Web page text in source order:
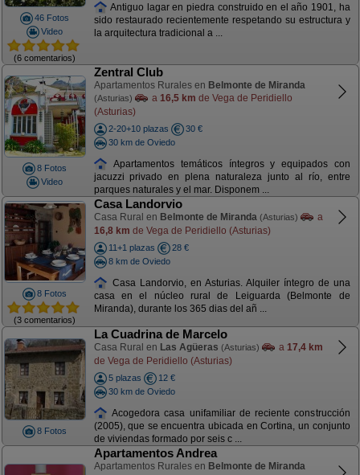
46 Fotos
Video
(6 comentarios)
Antiguo lagar en piedra construido en el año 1901, ha
sido restaurado recientemente respetando su estructura y
la arquitectura tradicional a ...
8 Fotos
Video
Zentral Club
Apartamentos Rurales en Belmonte de Miranda
(Asturias) a 16,5 km de Vega de Peridiello
(Asturias)
2-20+10 plazas
30 €
30 km de Oviedo
Apartamentos temáticos íntegros y equipados con
jacuzzi privado en plena naturaleza junto al río, entre
parques naturales y el mar. Disponem ...
8 Fotos
(3 comentarios)
Casa Landorvio
Casa Rural en Belmonte de Miranda (Asturias)
a
16,8 km de Vega de Peridiello (Asturias)
11+1 plazas
28 €
8 km de Oviedo
Casa Landorvio, en Asturias. Alquiler íntegro de una
casa en el núcleo rural de Leiguarda (Belmonte de
Miranda), durante los 365 dias del añ ...
8 Fotos
La Cuadrina de Marcelo
Casa Rural en Las Agüeras (Asturias) a 17,4 km
de Vega de Peridiello (Asturias)
5 plazas
12 €
30 km de Oviedo
Acogedora casa unifamiliar de reciente construcción
(2005), que se encuentra ubicada en Cortina, un conjunto
de viviendas formado por seis c ...
Apartamentos Andrea
Apartamentos Rurales en Belmonte de Miranda